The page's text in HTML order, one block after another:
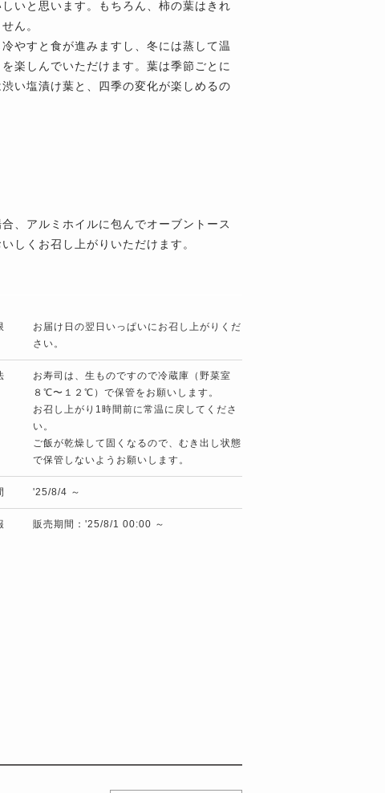
いと思います。もちろん、柿の葉はきれ
ん。
やすと食が進みますし、冬には蒸して温
楽しんでいただけます。葉は季節ごとに
い塩漬け葉と、四季の変化が楽しめるの
、アルミホイルに包んでオーブントース
しくお召し上がりいただけます。
お届け日の翌日いっぱいにお召し上がりくだ
さい。
お寿司は、生ものですので冷蔵庫（野菜室
８℃〜１２℃）で保管をお願いします。
お召し上がり1時間前に常温に戻してくださ
い。
ご飯が乾燥して固くなるので、むき出し状態
で保管しないようお願いします。
'25/8/4 ～
販売期間：'25/8/1 00:00 ～